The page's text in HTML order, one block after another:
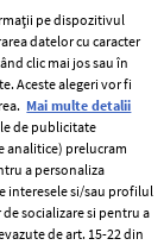
conditii
pe dispozitivul
datelor cu caracter
clic mai jos sau în
Aceste alegeri vor fi
Mai multe detalii
de publicitate
analitice) prelucram
a personaliza
interesele si/sau profilul
socializare si pentru a
de art. 15-22 din